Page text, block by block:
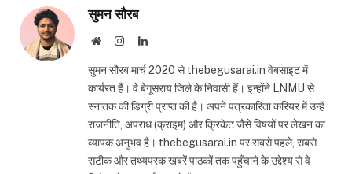
सुमन सौरब
WebsiteInstagramLinkedIn
सुमन सौरब मार्च 2020 से thebegusarai.in वेबसाइट में
कार्यरत हैं। वे बेगूसराय जिले के निवासी हैं। इन्होंने LNMU से
स्नातक की डिग्री प्राप्त की है। अपने पत्रकारिता करियर में उन्हें
राजनीति, अपराध (क्राइम) और क्रिकेट जैसे विषयों पर लेखन का
व्यापक अनुभव है। thebegusarai.in पर सबसे पहले, सबसे
सटीक और तथ्यपरक खबरें पाठकों तक पहुँचाने के उद्देश्य से वे